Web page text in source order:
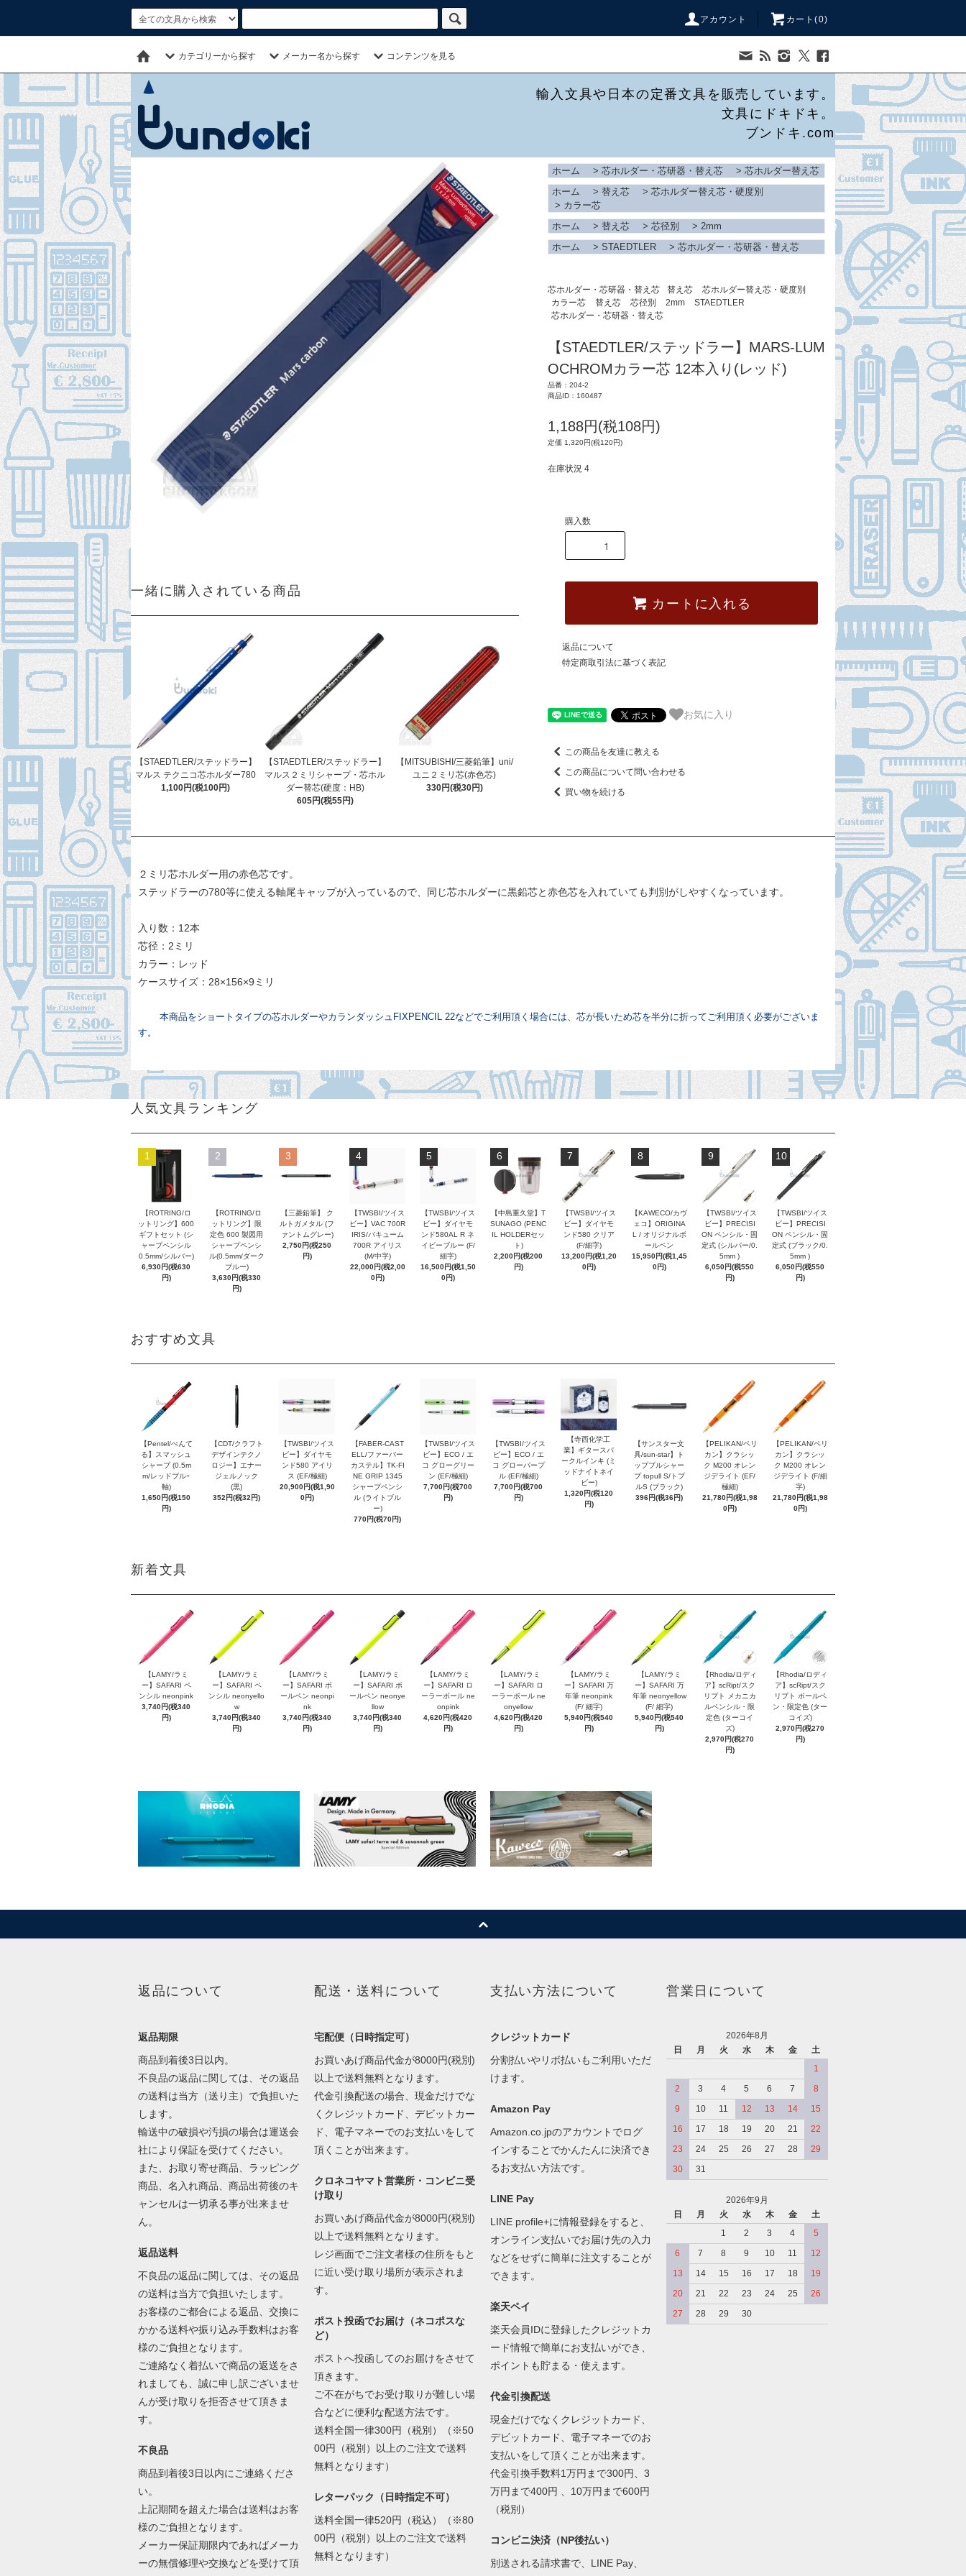
アカウント カート(0)
カテゴリーから探す メーカー名から探す コンテンツを見る
輸入文具や日本の定番文具を販売しています。
文具にドキドキ。
ブンドキ.com
一緒に購入されている商品
【STAEDTLER/ステッドラー】
マルス テクニコ芯ホルダー780
1,100円(税100円)
【STAEDTLER/ステッドラー】
マルス２ミリシャープ・芯ホル
ダー替芯(硬度：HB)
605円(税55円)
【MITSUBISHI/三菱鉛筆】uni/
ユニ２ミリ芯(赤色芯)
330円(税30円)
ホーム > 芯ホルダー・芯研器・替え芯 > 芯ホルダー替え芯
ホーム
> 替え芯 > 芯ホルダー替え芯・硬度別
> カラー芯
ホーム
> 替え芯 > 芯径別 > 2mm
ホーム
> STAEDTLER > 芯ホルダー・芯研器・替え芯
芯ホルダー・芯研器・替え芯 替え芯
芯ホルダー替え芯・硬度別
カラー芯
替え芯 芯径別 2mm
STAEDTLER
芯ホルダー・芯研器・替え芯
【STAEDTLER/ステッドラー】MARS-LUM
OCHROMカラー芯 12本入り(レッド)
品番：204-2
商品ID：160487
1,188円(税108円)
定価 1,320円(税120円)
在庫状況 4
購入数
カートに入れる
返品について
特定商取引法に基づく表記
お気に入り
この商品を友達に教える
この商品について問い合わせる
買い物を続ける
２ミリ芯ホルダー用の赤色芯です。
ステッドラーの780等に使える軸尾キャップが入っているので、同じ芯ホルダーに黒鉛芯と赤色芯を入れていても判別がしやすくなっています。
入り数：12本
芯径：2ミリ
カラー：レッド
ケースサイズ：28×156×9ミリ
本商品をショートタイプの芯ホルダーやカランダッシュFIXPENCIL 22などでご利用頂く場合には、芯が長いため芯を半分に折ってご利用頂く必要がございま
す。
人気文具ランキング
1
【ROTRING/ロ
ットリング】600
ギフトセット (シ
ャープペンシル
0.5mm/シルバー)
6,930円(税630
円)
2
【ROTRING/ロ
ットリング】限
定色 600 製図用
シャープペンシ
ル(0.5mm/ダーク
ブルー)
3,630円(税330
円)
3
【三菱鉛筆】 ク
ルトガメタル (フ
ァントムグレー)
2,750円(税250
円)
4
【TWSBI/ツイス
ビー】VAC 700R
IRIS/バキューム
700R アイリス
(M/中字)
22,000円(税2,00
0円)
5
【TWSBI/ツイス
ビー】ダイヤモ
ンド580AL R ネ
イビーブルー (F/
細字)
16,500円(税1,50
0円)
6
【中島重久堂】T
SUNAGO (PENC
IL HOLDERセッ
ト)
2,200円(税200
円)
7
【TWSBI/ツイス
ビー】ダイヤモ
ンド580 クリア
(F/細字)
13,200円(税1,20
0円)
8
【KAWECO/カヴ
ェコ】ORIGINA
L / オリジナルボ
ールペン
15,950円(税1,45
0円)
9
【TWSBI/ツイス
ビー】PRECISI
ON ペンシル・固
定式 (シルバー/0.
5mm )
6,050円(税550
円)
10
【TWSBI/ツイス
ビー】PRECISI
ON ペンシル・固
定式 (ブラック/0.
5mm )
6,050円(税550
円)
おすすめ文具
【Pentel/ぺんて
る】スマッシュ
シャープ (0.5m
m/レッドブルｰ
軸)
1,650円(税150
円)
【CDT/クラフト
デザインテクノ
ロジー】エナー
ジェルノック
(黒)
352円(税32円)
【TWSBI/ツイス
ビー】ダイヤモ
ンド580 アイリ
ス (EF/極細)
20,900円(税1,90
0円)
【FABER-CAST
ELL/ファーバー
カステル】TK-FI
NE GRIP 1345
シャープペンシ
ル (ライトブル
ー)
770円(税70円)
【TWSBI/ツイス
ビー】ECO / エ
コ グローグリー
ン (EF/極細)
7,700円(税700
円)
【TWSBI/ツイス
ビー】ECO / エ
コ グローパープ
ル (EF/極細)
7,700円(税700
円)
【寺西化学工
業】ギタースパ
ークルインキ (ミ
ッドナイトネイ
ビー)
1,320円(税120
円)
【サンスター文
具/sun-star】ト
ッププルシャー
プ topull S/トプ
ルS (ブラック)
396円(税36円)
【PELIKAN/ペリ
カン】クラシッ
ク M200 オレン
ジデライト (EF/
極細)
21,780円(税1,98
0円)
【PELIKAN/ペリ
カン】クラシッ
ク M200 オレン
ジデライト (F/細
字)
21,780円(税1,98
0円)
新着文具
【LAMY/ラミ
ー】SAFARI ペ
ンシル neonpink
3,740円(税340
円)
【LAMY/ラミ
ー】SAFARI ペ
ンシル neonyello
w
3,740円(税340
円)
【LAMY/ラミ
ー】SAFARI ボ
ールペン neonpi
nk
3,740円(税340
円)
【LAMY/ラミ
ー】SAFARI ボ
ールペン neonye
llow
3,740円(税340
円)
【LAMY/ラミ
ー】SAFARI ロ
ーラーボール ne
onpink
4,620円(税420
円)
【LAMY/ラミ
ー】SAFARI ロ
ーラーボール ne
onyellow
4,620円(税420
円)
【LAMY/ラミ
ー】SAFARI 万
年筆 neonpink
(F/ 細字)
5,940円(税540
円)
【LAMY/ラミ
ー】SAFARI 万
年筆 neonyellow
(F/ 細字)
5,940円(税540
円)
【Rhodia/ロディ
ア】scRipt/スク
リプト メカニカ
ルペンシル・限
定色 (ターコイ
ズ)
2,970円(税270
円)
【Rhodia/ロディ
ア】scRipt/スク
リプト ボールペ
ン・限定色 (ター
コイズ)
2,970円(税270
円)
返品について
返品期限
商品到着後3日以内。
不良品の返品に関しては、その返品
の送料は当方（送り主）で負担いた
します。
輸送中の破損や汚損の場合は運送会
社により保証を受けてください。
また、お取り寄せ商品、ラッピング
商品、名入れ商品、商品出荷後のキ
ャンセルは一切承る事が出来ませ
ん。
返品送料
不良品の返品に関しては、その返品
の送料は当方で負担いたします。
お客様のご都合による返品、交換に
かかる送料や振り込み手数料はお客
様のご負担となります。
ご連絡なく着払いで商品の返送をさ
れましても、誠に申し訳ございませ
んが受け取りを拒否させて頂きま
す。
不良品
商品到着後3日以内にご連絡くださ
い。
上記期間を超えた場合は送料はお客
様のご負担となります。
メーカー保証期限内であればメーカ
ーの無償修理や交換などを受けて頂
配送・送料について
宅配便（日時指定可）
お買いあげ商品代金が8000円(税別)
以上で送料無料となります。
代金引換配送の場合、現金だけでな
くクレジットカード、デビットカー
ド、電子マネーでのお支払いをして
頂くことが出来ます。
クロネコヤマト営業所・コンビニ受
け取り
お買いあげ商品代金が8000円(税別)
以上で送料無料となります。
レジ画面でご注文者様の住所をもと
に近い受け取り場所が表示されま
す。
ポスト投函でお届け（ネコポスな
ど）
ポストへ投函してのお届けをさせて
頂きます。
ご不在がちでお受け取りが難しい場
合などに便利な配送方法です。
送料全国一律300円（税別）（※50
00円（税別）以上のご注文で送料
無料となります）
レターパック（日時指定不可）
送料全国一律520円（税込）（※80
00円（税別）以上のご注文で送料
無料となります）
支払い方法について
クレジットカード
分割払いやリボ払いもご利用いただ
けます。
Amazon Pay
Amazon.co.jpのアカウントでログ
インすることでかんたんに決済でき
るお支払い方法です。
LINE Pay
LINE profile+に情報登録をすると、
オンライン支払いでお届け先の入力
などをせずに簡単に注文することが
できます。
楽天ペイ
楽天会員IDに登録したクレジットカ
ード情報で簡単にお支払いができ、
ポイントも貯まる・使えます。
代金引換配送
現金だけでなくクレジットカード、
デビットカード、電子マネーでのお
支払いをして頂くことが出来ます。
代金引換手数料1万円まで300円、3
万円まで400円 、10万円まで600円
（税別）
コンビニ決済（NP後払い）
別送される請求書で、LINE Pay、
営業日について
2026年8月
日
月 火 水 木 金
土
1
2
3 4 5 6 7
8
9
10 11 12 13 14
15
16
17 18 19 20 21
22
23
24 25 26 27 28
29
30
31
2026年9月
日
月 火 水 木 金
土
1
2 3 4
5
6
7 8 9 10 11
12
13
14 15 16 17 18
19
20
21 22 23 24 25
26
27
28 29 30